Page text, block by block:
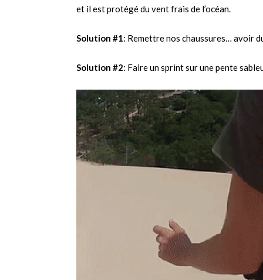
et il est protégé du vent frais de l’océan.
Solution #1: Remettre nos chaussures… avoir
Solution #2: Faire un sprint sur une pente